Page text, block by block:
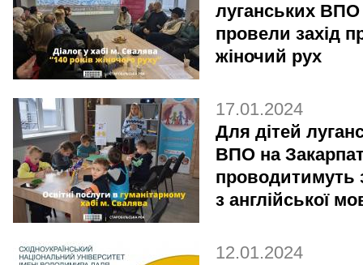
луганських ВПО
провели захід
жіночий рух
17.01.2024
Для дітей
ВПО на
проводитимуть
з англійської
12.01.2024